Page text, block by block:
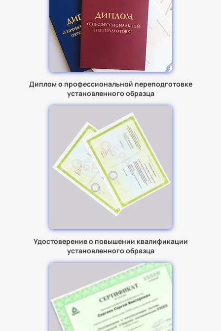
Диплом о профессиональной переподготовке
установленного образца
Удостоверение о повышении квалификации
установленного образца